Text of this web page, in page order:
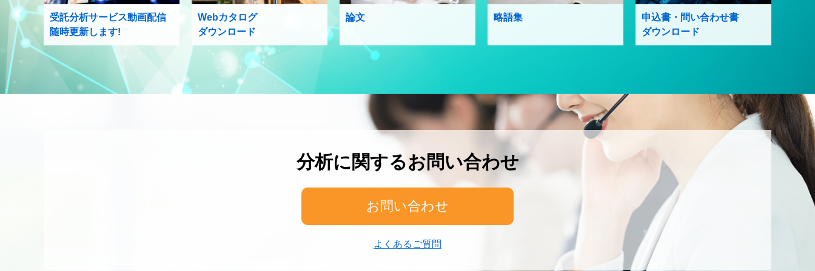
受託分析サービス動画配信
随時更新します!
Webカタログ
ダウンロード
論文 略語集
申込書・問い合わせ書
ダウンロード
分析に関するお問い合わせ
お問い合わせ
よくあるご質問